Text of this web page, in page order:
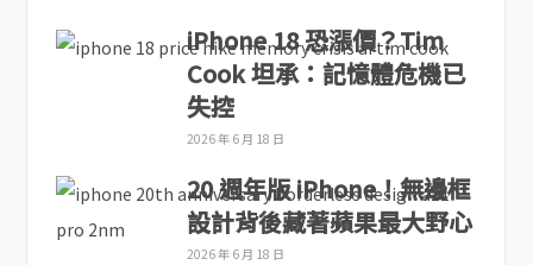
iPhone 18 恐漲價？Tim
Cook 坦承：記憶體危機已
失控
2026 年 6 月 18 日
20 週年版 iPhone！無邊框
設計背後藏著蘋果最大野心
2026 年 6 月 18 日